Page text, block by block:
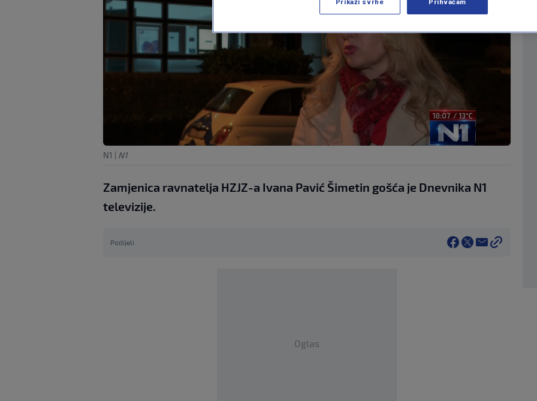
N1 | N1
Zamjenica ravnatelja HZJZ-a Ivana Pavić Šimetin gošća je Dnevnika N1
televizije.
Podijeli
Oglas
Prikaži svrhe Prihvaćam